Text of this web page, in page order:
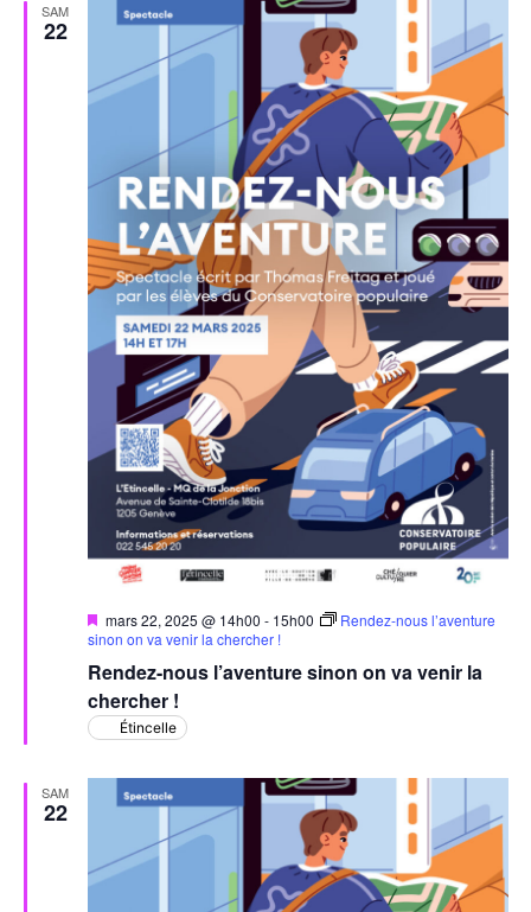
SAM
22
Rendez-nous l’aventure sinon on va venir la
chercher !
Mis
en
mars 22, 2025 @ 14h00 - 15h00
Rendez-nous l’aventure
sinon on va venir la chercher !
Étincelle
SAM
22